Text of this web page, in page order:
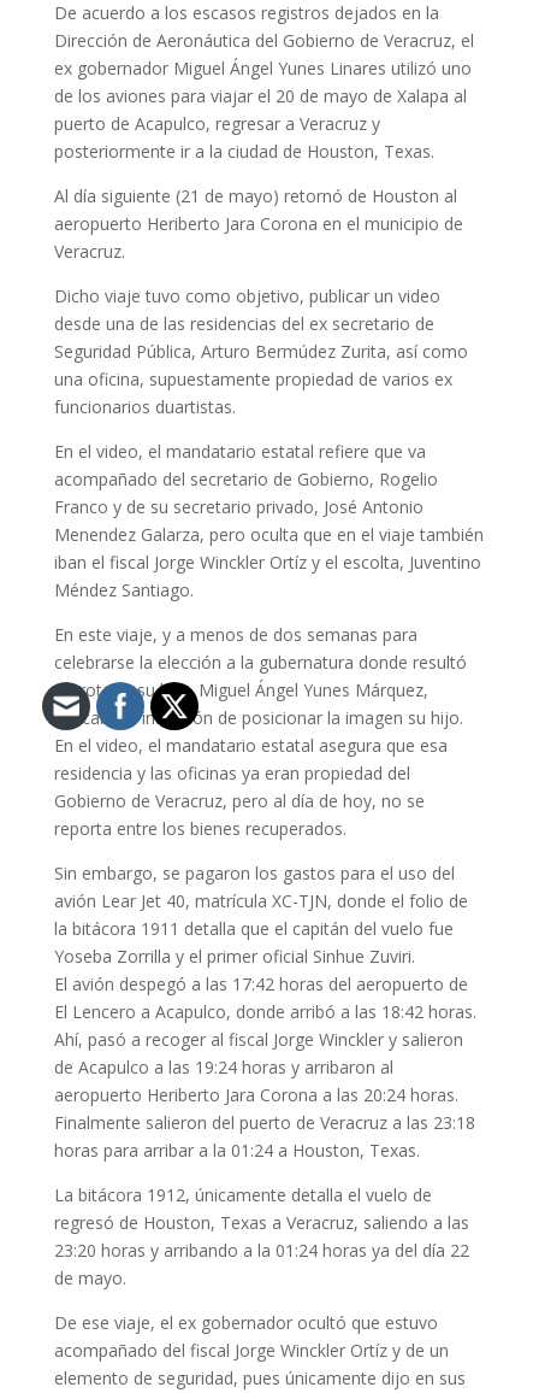
De acuerdo a los escasos registros dejados en la
Dirección de Aeronáutica del Gobierno de Veracruz, el
ex gobernador Miguel Ángel Yunes Linares utilizó uno
de los aviones para viajar el 20 de mayo de Xalapa al
puerto de Acapulco, regresar a Veracruz y
posteriormente ir a la ciudad de Houston, Texas.
Al día siguiente (21 de mayo) retornó de Houston al
aeropuerto Heriberto Jara Corona en el municipio de
Veracruz.
Dicho viaje tuvo como objetivo, publicar un video
desde una de las residencias del ex secretario de
Seguridad Pública, Arturo Bermúdez Zurita, así como
una oficina, supuestamente propiedad de varios ex
funcionarios duartistas.
En el video, el mandatario estatal refiere que va
acompañado del secretario de Gobierno, Rogelio
Franco y de su secretario privado, José Antonio
Menendez Galarza, pero oculta que en el viaje también
iban el fiscal Jorge Winckler Ortíz y el escolta, Juventino
Méndez Santiago.
En este viaje, y a menos de dos semanas para
celebrarse la elección a la gubernatura donde resultó
derrotado su hijo, Miguel Ángel Yunes Márquez,
buscaba la intención de posicionar la imagen su hijo.
En el video, el mandatario estatal asegura que esa
residencia y las oficinas ya eran propiedad del
Gobierno de Veracruz, pero al día de hoy, no se
reporta entre los bienes recuperados.
Sin embargo, se pagaron los gastos para el uso del
avión Lear Jet 40, matrícula XC-TJN, donde el folio de
la bitácora 1911 detalla que el capitán del vuelo fue
Yoseba Zorrilla y el primer oficial Sinhue Zuviri.
El avión despegó a las 17:42 horas del aeropuerto de
El Lencero a Acapulco, donde arribó a las 18:42 horas.
Ahí, pasó a recoger al fiscal Jorge Winckler y salieron
de Acapulco a las 19:24 horas y arribaron al
aeropuerto Heriberto Jara Corona a las 20:24 horas.
Finalmente salieron del puerto de Veracruz a las 23:18
horas para arribar a la 01:24 a Houston, Texas.
La bitácora 1912, únicamente detalla el vuelo de
regresó de Houston, Texas a Veracruz, saliendo a las
23:20 horas y arribando a la 01:24 horas ya del día 22
de mayo.
De ese viaje, el ex gobernador ocultó que estuvo
acompañado del fiscal Jorge Winckler Ortíz y de un
elemento de seguridad, pues únicamente dijo en sus